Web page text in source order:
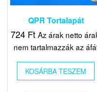
QPR Tortalapát
724 Ft Az árak netto
nem tartalmazzák az
KOSÁRBA TESZEM